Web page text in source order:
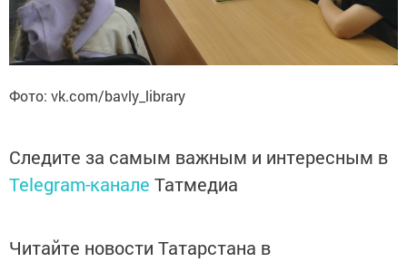
Фото: vk.com/bavly_library
Следите за самым важным и интересным в
Telegram-канале Татмедиа
Читайте новости Татарстана в